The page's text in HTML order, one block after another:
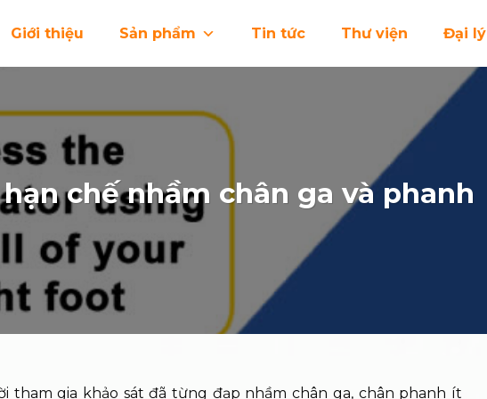
Giới thiệu Sản phẩm Tin tức Thư viện Đại lý
hạn chế nhầm chân ga và phanh
tham gia khảo sát đã từng đạp nhầm chân ga, chân phanh ít